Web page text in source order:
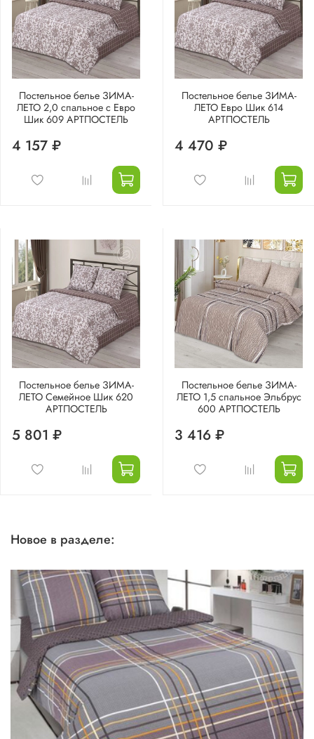
Постельное белье ЗИМА-
ЛЕТО 2,0 спальное с Евро
Шик 609 АРТПОСТЕЛЬ
4 157 ₽
Постельное белье ЗИМА-
ЛЕТО Евро Шик 614
АРТПОСТЕЛЬ
4 470 ₽
Постельное белье ЗИМА-
ЛЕТО Семейное Шик 620
АРТПОСТЕЛЬ
5 801 ₽
Постельное белье ЗИМА-
ЛЕТО 1,5 спальное Эльбрус
600 АРТПОСТЕЛЬ
3 416 ₽
Новое в разделе: